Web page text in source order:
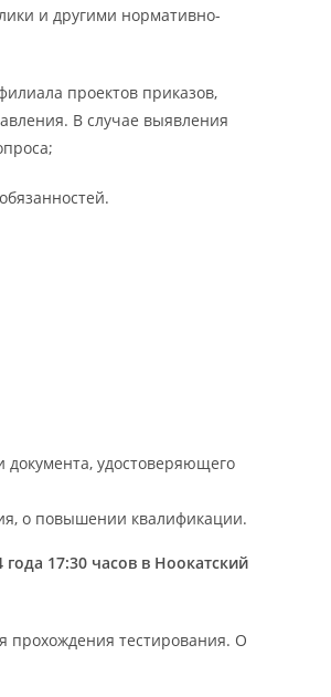
и другими нормативно-
проектов приказов,
В случае выявления
документа, удостоверяющего
о повышении квалификации.
года 17:30 часов в Ноокатский
прохождения тестирования. О